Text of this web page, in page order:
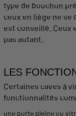
type de bouchon
ceux en liège ne se
est conseillé. Ceux
pas autant.
LES
Certaines caves à
fonctionnalités
une porte pleine ou